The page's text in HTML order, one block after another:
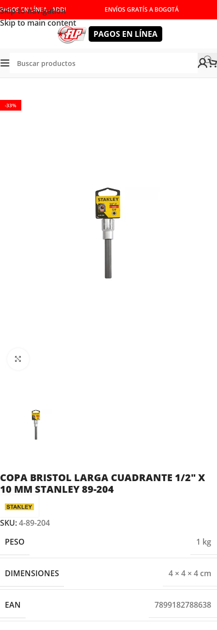
Skip to navigation
Skip to main content
PAGOS EN LÍNEA - ADDI ENVÍOS GRATÍS A BOGOTÁ
PAGOS EN LÍNEA
MANUALES COPAS BRISTOL
-33%
COPA BRISTOL LARGA CUADRANTE 1/2″ X
10 MM STANLEY 89-204
SKU:4-89-204
PESO
1 kg
DIMENSIONES 4 × 4 × 4 cm
EAN 7899182788638